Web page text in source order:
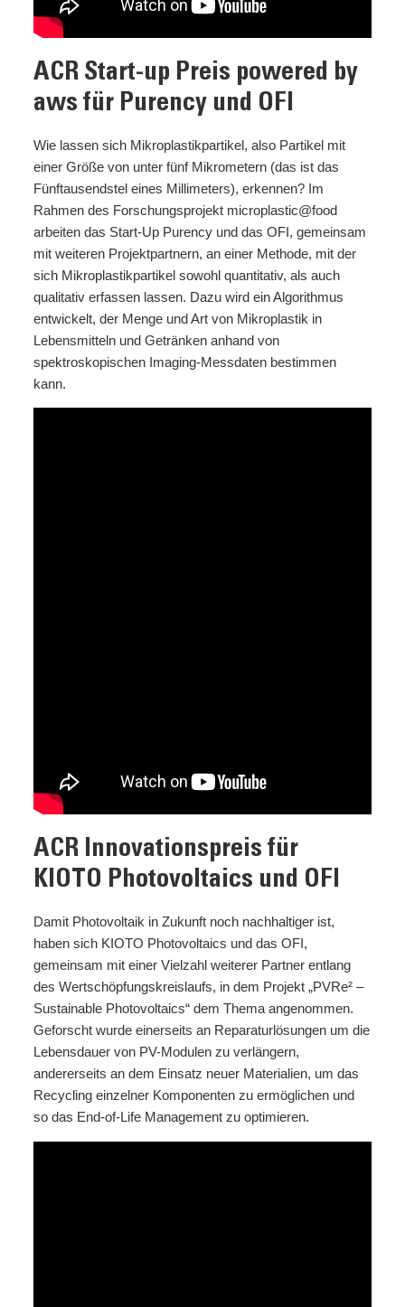
ACR Start-up Preis powered by
aws für Purency und OFI
Wie lassen sich Mikroplastikpartikel, also Partikel mit
einer Größe von unter fünf Mikrometern (das ist das
Fünftausendstel eines Millimeters), erkennen? Im
Rahmen des Forschungsprojekt microplastic@food
arbeiten das Start-Up Purency und das OFI, gemeinsam
mit weiteren Projektpartnern, an einer Methode, mit der
sich Mikroplastikpartikel sowohl quantitativ, als auch
qualitativ erfassen lassen. Dazu wird ein Algorithmus
entwickelt, der Menge und Art von Mikroplastik in
Lebensmitteln und Getränken anhand von
spektroskopischen Imaging-Messdaten bestimmen
kann.
ACR Innovationspreis für
KIOTO Photovoltaics und OFI
Damit Photovoltaik in Zukunft noch nachhaltiger ist,
haben sich KIOTO Photovoltaics und das OFI,
gemeinsam mit einer Vielzahl weiterer Partner entlang
des Wertschöpfungskreislaufs, in dem Projekt „PVRe² –
Sustainable Photovoltaics“ dem Thema angenommen.
Geforscht wurde einerseits an Reparaturlösungen um die
Lebensdauer von PV-Modulen zu verlängern,
andererseits an dem Einsatz neuer Materialien, um das
Recycling einzelner Komponenten zu ermöglichen und
so das End-of-Life Management zu optimieren.